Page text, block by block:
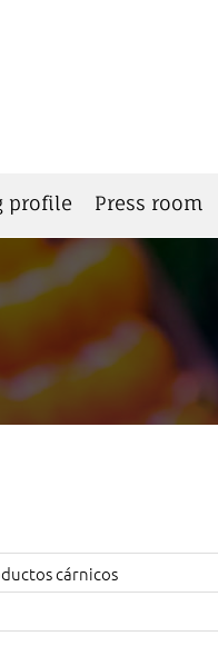
profile Press room
cárnicos